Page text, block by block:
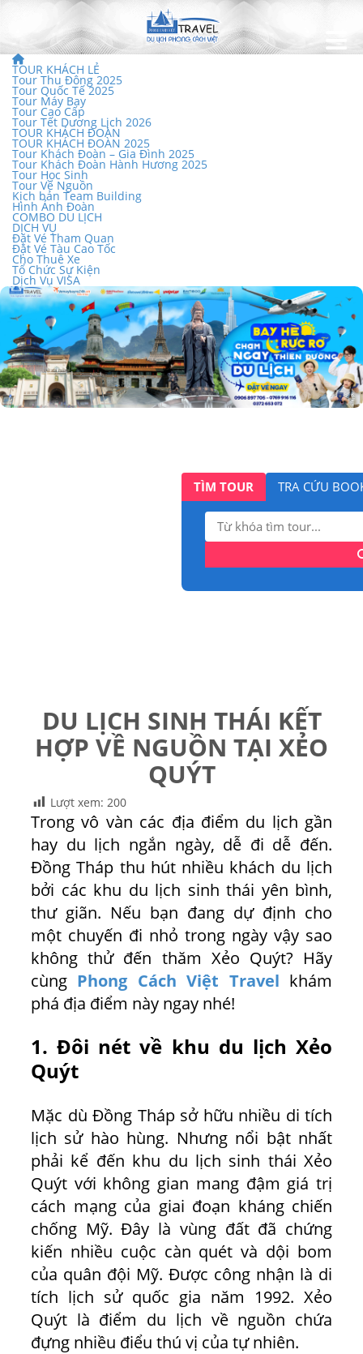
TOUR KHÁCH LẺ
Tour Thu Đông 2025
Tour Quốc Tế 2025
Tour Máy Bay
Tour Cao Cấp
Tour Tết Dương Lịch 2026
TOUR KHÁCH ĐOÀN
TOUR KHÁCH ĐOÀN 2025
Tour Khách Đoàn – Gia Đình 2025
Tour Khách Đoàn Hành Hương 2025
Tour Học Sinh
Tour Về Nguồn
Kịch bản Team Building
Hình Ảnh Đoàn
COMBO DU LỊCH
DỊCH VỤ
Đặt Vé Tham Quan
Đặt Vé Tàu Cao Tốc
Cho Thuê Xe
Tổ Chức Sự Kiện
Dịch Vụ VISA
TÌM TOUR TRA CỨU
Tìm
kiếm:
DU LỊCH SINH THÁI KẾT
HỢP VỀ NGUỒN TẠI XẺO
QUÝT
Lượt xem: 200
Trong vô vàn các địa điểm du lịch gần
hay du lịch ngắn ngày, dễ đi dễ đến.
Đồng Tháp thu hút nhiều khách du lịch
bởi các khu du lịch sinh thái yên bình,
thư giãn. Nếu bạn đang dự định cho
một chuyến đi nhỏ trong ngày vậy sao
không thử đến thăm Xẻo Quýt? Hãy
cùng Phong Cách Việt Travel khám
phá địa điểm này ngay nhé!
1. Đôi nét về khu du lịch Xẻo
Quýt
Mặc dù Đồng Tháp sở hữu nhiều di tích
lịch sử hào hùng. Nhưng nổi bật nhất
phải kể đến khu du lịch sinh thái Xẻo
Quýt với không gian mang đậm giá trị
cách mạng của giai đoạn kháng chiến
chống Mỹ. Đây là vùng đất đã chứng
kiến nhiều cuộc càn quét và dội bom
của quân đội Mỹ. Được công nhận là di
tích lịch sử quốc gia năm 1992. Xẻo
Quýt là điểm du lịch về nguồn chứa
đựng nhiều điểu thú vị của tự nhiên.